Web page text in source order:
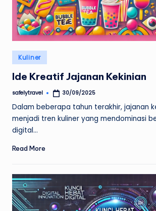
Posted
in
Kuliner
Ide Kreatif Jajanan Kekinian
Posted
safelytravel 30/09/2025
Dalam beberapa tahun terakhir, jajanan
menjadi tren kuliner yang mendominasi
digital…
Read More